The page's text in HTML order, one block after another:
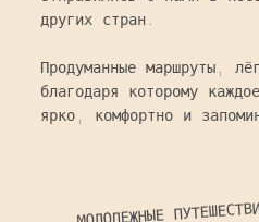
других стран.
Продуманные маршруты,
благодаря которому
ярко, комфортно и
МОЛОДЕЖНЫЕ